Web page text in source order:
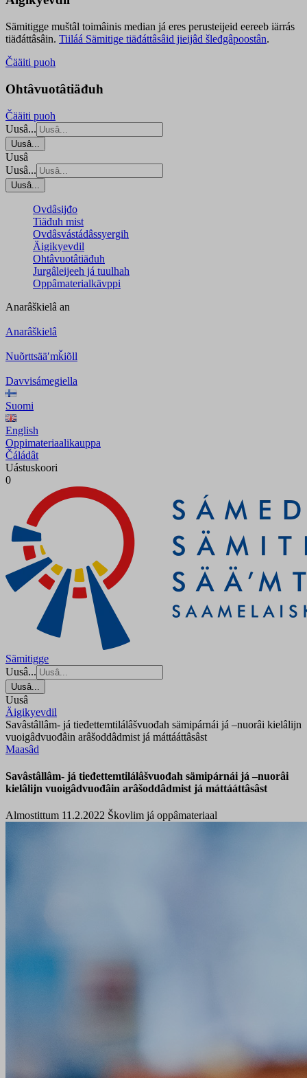
Sämitigge muštâl toimâinis median já eres perusteijeid eereeb iärrás
tiäđáttâsâin. Tiiláá Sämitige tiäđáttâsâid jieijâd šleđgâpoostân.
Čääiti puoh
Ohtâvuotâtiäđuh
Čääiti puoh
Uusâ...
Uusâ...
Uusâ
Uusâ...
Uusâ...
Ovdâsijđo
Tiäđuh mist
Ovdâsvástádâssyergih
Äigikyevdil
Ohtâvuotâtiäđuh
Jurgâleijeeh já tuulhah
Oppâmaterialkävppi
Anarâškielâ an
Anarâškielâ
Nuõrttsääʹmǩiõll
Davvisámegiella
Suomi
English
Oppimateriaalikauppa
Čáládât
Uástuskoori
0
Sämitigge
Uusâ...
Uusâ...
Uusâ
Äigikyevdil
Savâstâllâm- já tieđettemtilálâšvuođah sämipárnái já –nuorâi kielâlijn
vuoigâdvuođâin arâšoddâdmist já máttááttâsâst
Maasâd
Savâstâllâm- já tieđettemtilálâšvuođah sämipárnái já –nuorâi
kielâlijn vuoigâdvuođâin arâšoddâdmist já máttááttâsâst
Almostittum 11.2.2022 Škovlim já oppâmateriaal